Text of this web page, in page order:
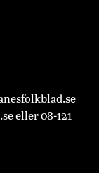
eller 08-121